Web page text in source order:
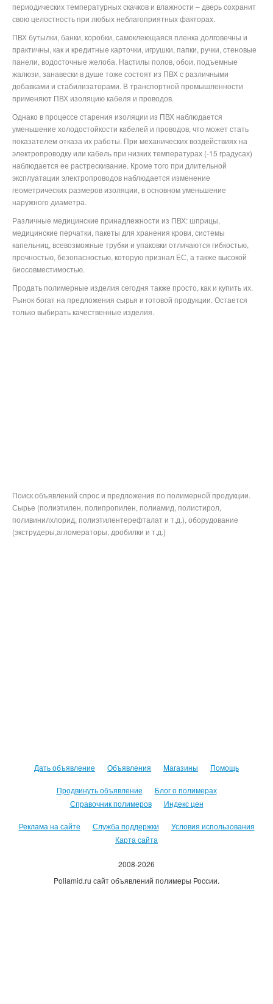
периодических температурных скачков и влажности – дверь сохранит
свою целостность при любых неблагоприятных факторах.
ПВХ бутылки, банки, коробки, самоклеющаяся пленка долговечны и
практичны, как и кредитные карточки, игрушки, папки, ручки, стеновые
панели, водосточные желоба. Настилы полов, обои, подъемные
жалюзи, занавески в душе тоже состоят из ПВХ с различными
добавками и стабилизаторами. В транспортной промышленности
применяют ПВХ изоляцию кабеля и проводов.
Однако в процессе старения изоляции из ПВХ наблюдается
уменьшение холодостойкости кабелей и проводов, что может стать
показателем отказа их работы. При механических воздействиях на
электропроводку или кабель при низких температурах (-15 градусах)
наблюдается ее растрескивание. Кроме того при длительной
эксплуатации электропроводов наблюдается изменение
геометрических размеров изоляции, в основном уменьшение
наружного диаметра.
Различные медицинские принадлежности из ПВХ: шприцы,
медицинские перчатки, пакеты для хранения крови, системы
капельниц, всевозможные трубки и упаковки отличаются гибкостью,
прочностью, безопасностью, которую признал ЕС, а также высокой
биосовместимостью.
Продать полимерные изделия сегодня также просто, как и купить их.
Рынок богат на предложения сырья и готовой продукции. Остается
только выбирать качественные изделия.
Поиск объявлений спрос и предложения по полимерной продукции.
Сырье (полиэтилен, полипропилен, полиамид, полистирол,
поливинилхлорид, полиэтилентерефталат и т.д.), оборудование
(экструдеры,агломераторы, дробилки и т.д.)
Дать объявление Объявления Магазины Помощь
Продвинуть объявление
Блог о полимерах
Справочник полимеров
Индекс цен
Реклама на сайте Служба поддержки
Условия использования
Карта сайта
2008-2026
Poliamid.ru сайт объявлений полимеры России.